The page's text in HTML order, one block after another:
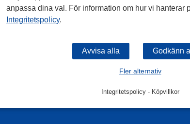
anpassa dina val. För information om hur vi hanterar
Integritetspolicy.
Fler alternativ
Integritetspolicy- Köpvillkor